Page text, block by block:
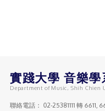
實踐大學 音樂學
Department of Music, Shih Chien
聯絡電話： 02-25381111 轉 6611,